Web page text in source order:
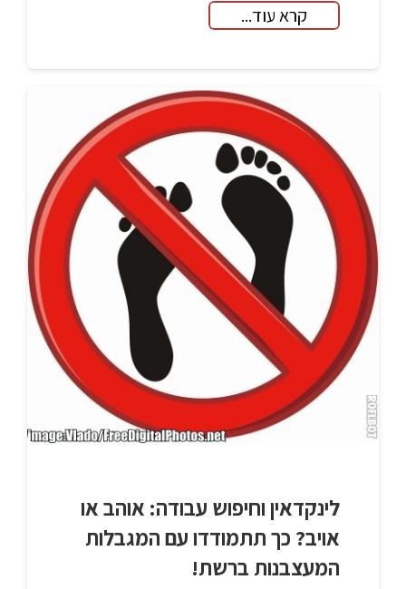
קרא עוד...
לינקדאין וחיפוש עבודה: אוהב או
אויב? כך תתמודדו עם המגבלות
המעצבנות ברשת!